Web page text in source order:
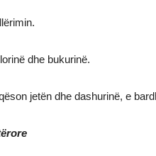
dhe bukurinë.
jetën dhe dashurinë, e